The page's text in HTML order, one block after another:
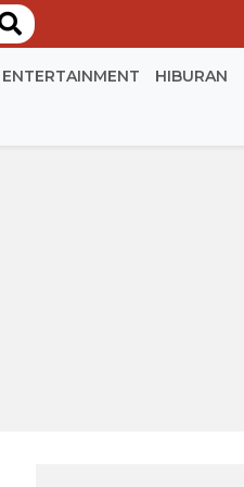
ENTERTAINMENT HIBURAN